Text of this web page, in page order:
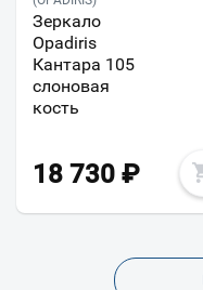
Зеркало
Opadiris
Кантара 105
слоновая
кость
18 730 ₽